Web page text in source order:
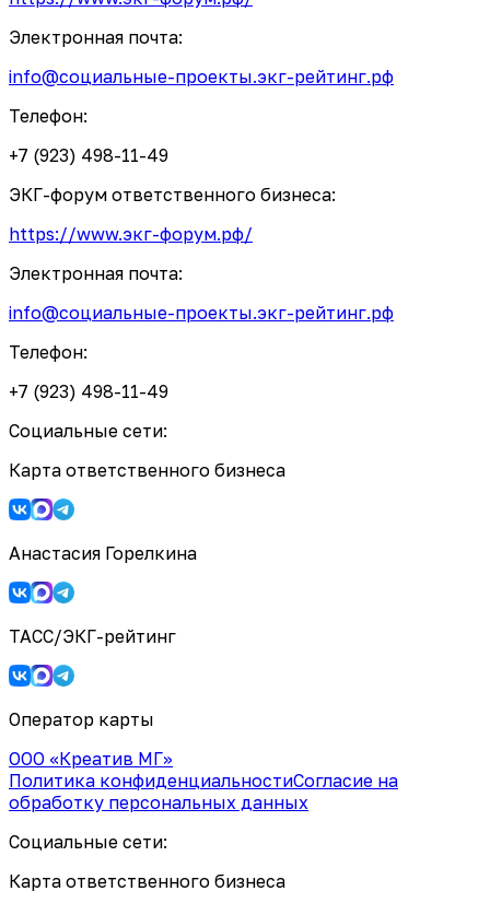
Электронная почта:
info@социальные-проекты.экг-рейтинг.рф
Телефон:
+7 (923) 498-11-49
ЭКГ-форум ответственного бизнеса:
https://www.экг-форум.рф/
Электронная почта:
info@социальные-проекты.экг-рейтинг.рф
Телефон:
+7 (923) 498-11-49
Социальные сети:
Карта ответственного бизнеса
Анастасия Горелкина
ТАСС/ЭКГ-рейтинг
Оператор карты
ООО «Креатив МГ»
Политика конфиденциальностиСогласие на
обработку персональных данных
Социальные сети:
Карта ответственного бизнеса